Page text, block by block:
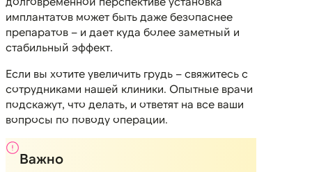
имплантатов может быть даже безопаснее
препаратов – и дает куда более заметный и
стабильный эффект.
Если вы хотите увеличить грудь – свяжитесь с
сотрудниками нашей клиники. Опытные врачи
подскажут, что делать, и ответят на все ваши
вопросы по поводу операции.
Важно